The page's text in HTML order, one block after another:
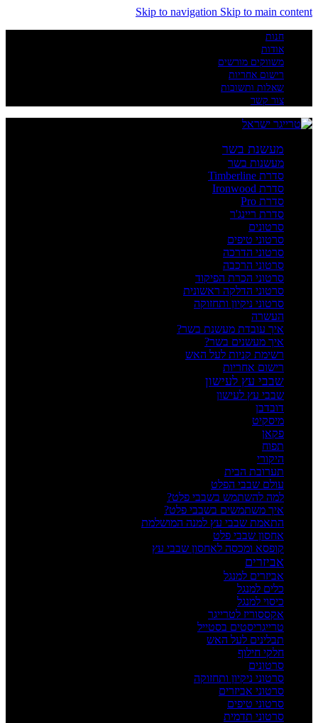
Skip to navigation Skip to main content
חנות
אודות
משווקים מורשים
רישום אחריות
שאלות ותשובות
צור קשר
מעשנת בשר
מעשנות בשר
סדרת Timberline
סדרת Ironwood
סדרת Pro
סדרת ריינג'ר
סרטונים
סרטוני טיפים
סרטוני הדרכה
סרטוני הרכבה
סרטוני הכרת הפיקוד
סרטוני הדלקה ראשונית
סרטוני ניקיון ותחזוקה
העשרה
איך עובדת מעשנת בשר?
איך מעשנים בשר?
רשימת קניות לעל האש
רישום אחריות
שבבי עץ לעישון
שבבי עץ לעישון
דובדבן
מיסקיט
פקאן
תפוח
היקורי
תערובת הבית
עולם שבבי הפלט
למה להשתמש בשבבי פלט?
איך משתמשים בשבבי פלט?
התאמת שבבי עץ למנה המושלמת
אחסון שבבי פלט
קופסא ומכסה לאחסון שבבי עץ
אביזרים
אביזרים למנגל
כלים למנגל
כיסוי למנגל
אקססוריז לטרייגר
טרייגריסטים בסטייל
תבלינים לעל האש
חלקי חילוף
סרטונים
סרטוני ניקיון ותחזוקה
סרטוני אביזרים
סרטוני טיפים
סרטוני תדמית